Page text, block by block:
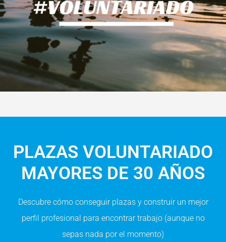
PLAZAS VOLUNTARIADO
MAYORES DE 30 AÑOS
Descubre cómo conseguir plazas y construir un mejor
perfil profesional para encontrar trabajo (aunque no
sepas nada por el momento)